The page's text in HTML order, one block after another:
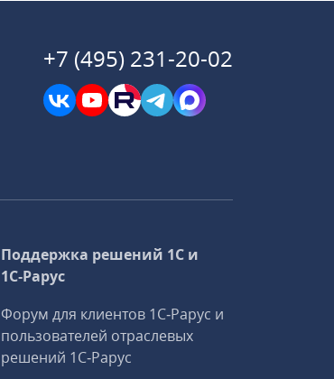
+7 (495) 231-20-02
Поддержка решений 1С и
1С‑Рарус
Форум для клиентов 1С‑Рарус и
пользователей отраслевых
решений 1С‑Рарус